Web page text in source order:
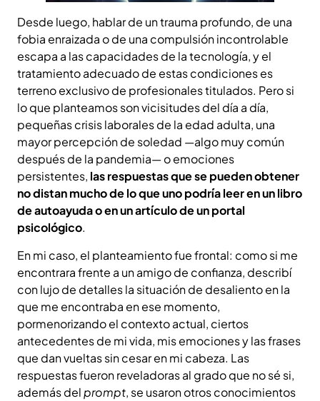
Desde luego, hablar de un trauma profundo, de una
fobia enraizada o de una compulsión incontrolable
escapa a las capacidades de la tecnología, y el
tratamiento adecuado de estas condiciones es
terreno exclusivo de profesionales titulados. Pero si
lo que planteamos son vicisitudes del día a día,
pequeñas crisis laborales de la edad adulta, una
mayor percepción de soledad —algo muy común
después de la pandemia— o emociones
persistentes, las respuestas que se pueden obtener
no distan mucho de lo que uno podría leer en un libro
de autoayuda o en un artículo de un portal
psicológico.
En mi caso, el planteamiento fue frontal: como si me
encontrara frente a un amigo de confianza, describí
con lujo de detalles la situación de desaliento en la
que me encontraba en ese momento,
pormenorizando el contexto actual, ciertos
antecedentes de mi vida, mis emociones y las frases
que dan vueltas sin cesar en mi cabeza. Las
respuestas fueron reveladoras al grado que no sé si,
además delprompt, se usaron otros conocimientos